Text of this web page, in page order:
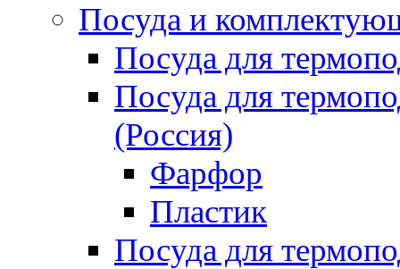
Посуда и
Посуда для
Посуда для
(Россия)
Фарфор
Пластик
Посуда для